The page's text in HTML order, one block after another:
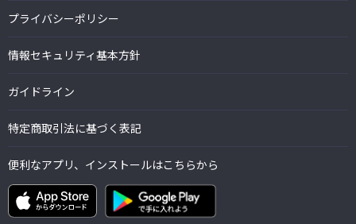
プライバシーポリシー
情報セキュリティ基本方針
ガイドライン
特定商取引法に基づく表記
便利なアプリ、インストールはこちらから